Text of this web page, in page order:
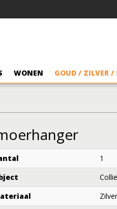
WONEN GOUD / ZILVER /
1